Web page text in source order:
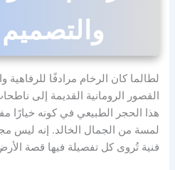
لطالما كان الرخام مرادفًا للرفاهية
القصور الرومانية القديمة إلى
هذا الحجر الطبيعي في كونه خيارًا
لمسة من الجمال الخالد. إنه ليس
فنية تُروى كل تفصيلة فيها قصة